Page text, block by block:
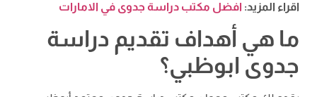
اقراء المزيد: افضل مكتب دراسة جدوى في الامارات
ما هي أهداف تقديم دراسة
جدوى ابوظبي؟